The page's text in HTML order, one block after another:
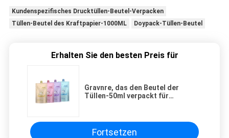
Kundenspezifisches Drucktüllen-Beutel-Verpacken
Tüllen-Beutel des Kraftpapier-1000ML
Doypack-Tüllen-Beutel
Erhalten Sie den besten Preis für
Gravnre, das den Beutel der
Tüllen-50ml verpackt für
Fortsetzen